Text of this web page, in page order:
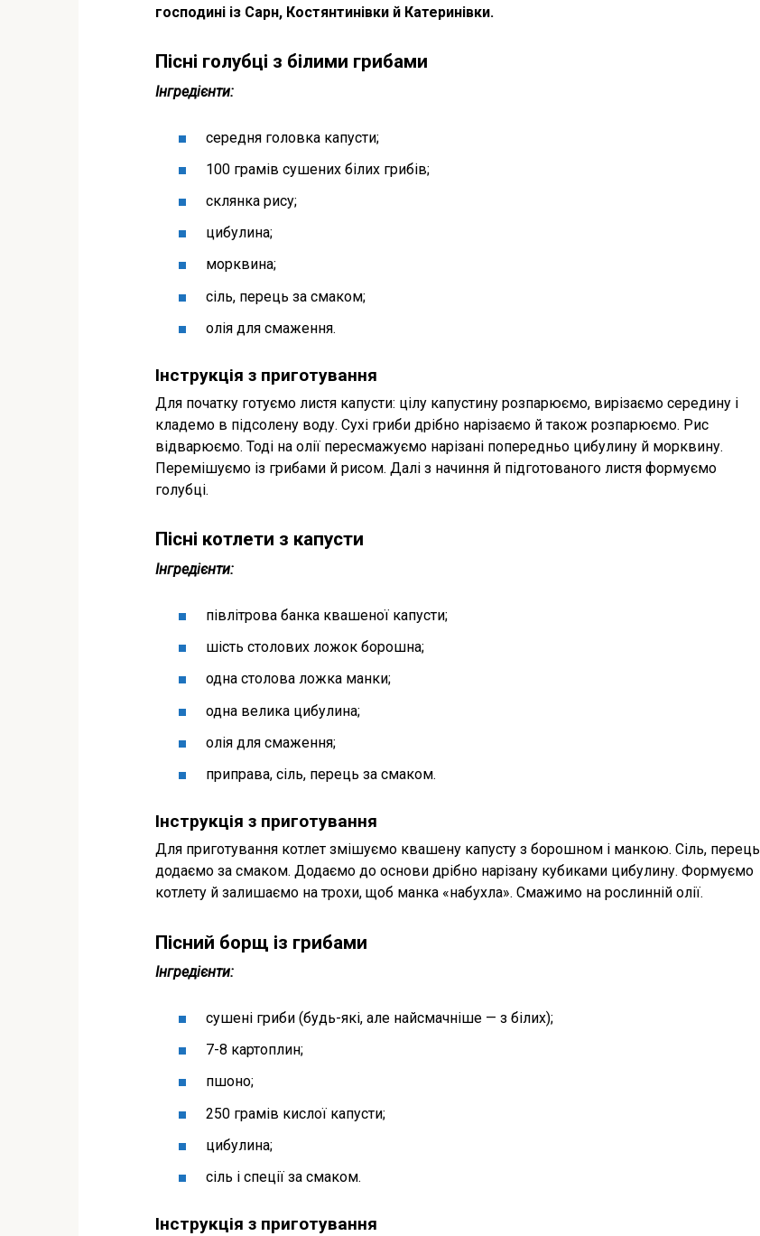
господині із Сарн, Костянтинівки й Катеринівки.
Пісні голубці з білими грибами
Інгредієнти:
середня головка капусти;
100 грамів сушених білих грибів;
склянка рису;
цибулина;
морквина;
сіль, перець за смаком;
олія для смаження.
Інструкція з приготування
Для початку готуємо листя капусти: цілу капустину розпарюємо, вирізаємо середину і
кладемо в підсолену воду. Сухі гриби дрібно нарізаємо й також розпарюємо. Рис
відварюємо. Тоді на олії пересмажуємо нарізані попередньо цибулину й морквину.
Перемішуємо із грибами й рисом. Далі з начиння й підготованого листя формуємо
голубці.
Пісні котлети з капусти
Інгредієнти:
півлітрова банка квашеної капусти;
шість столових ложок борошна;
одна столова ложка манки;
одна велика цибулина;
олія для смаження;
приправа, сіль, перець за смаком.
Інструкція з приготування
Для приготування котлет змішуємо квашену капусту з борошном і манкою. Сіль, перець
додаємо за смаком. Додаємо до основи дрібно нарізану кубиками цибулину. Формуємо
котлету й залишаємо на трохи, щоб манка «набухла». Смажимо на рослинній олії.
Пісний борщ із грибами
Інгредієнти:
сушені гриби (будь-які, але найсмачніше — з білих);
7-8 картоплин;
пшоно;
250 грамів кислої капусти;
цибулина;
сіль і спеції за смаком.
Інструкція з приготування